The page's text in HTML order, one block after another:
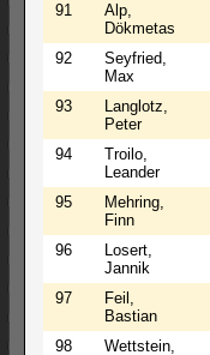
91
Alp,
Dökmetas
92
Seyfried,
Max
93
Langlotz,
Peter
94
Troilo,
Leander
95
Mehring,
Finn
96
Losert,
Jannik
97
Feil,
Bastian
98
Wettstein,